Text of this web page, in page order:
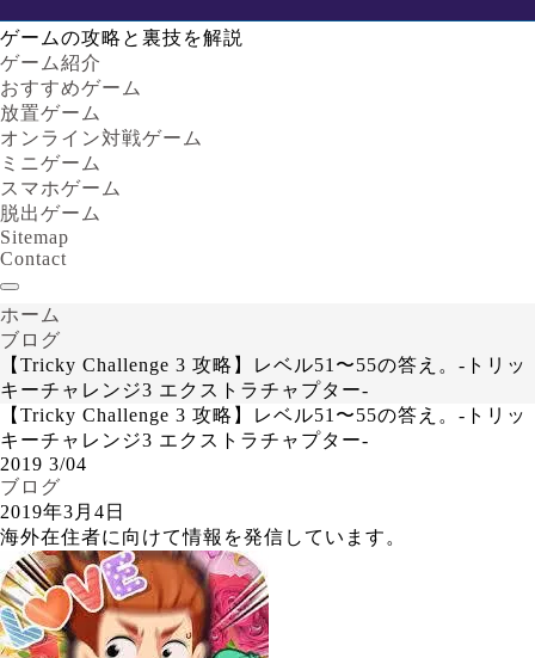
ゲームの攻略と裏技を解説
ゲーム紹介
おすすめゲーム
放置ゲーム
オンライン対戦ゲーム
ミニゲーム
スマホゲーム
脱出ゲーム
Sitemap
Contact
ホーム
ブログ
【Tricky Challenge 3 攻略】レベル51〜55の答え。-トリッ
キーチャレンジ3 エクストラチャプター-
【Tricky Challenge 3 攻略】レベル51〜55の答え。-トリッ
キーチャレンジ3 エクストラチャプター-
2019 3/04
ブログ
2019年3月4日
海外在住者に向けて情報を発信しています。